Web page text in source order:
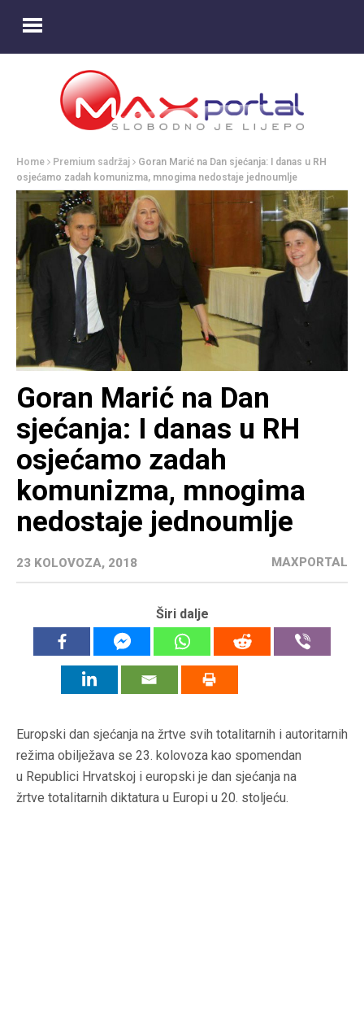
Home Premium sadržaj
Goran Marić na Dan sjećanja: I danas u RH
osjećamo zadah komunizma, mnogima nedostaje jednoumlje
Goran Marić na Dan
sjećanja: I danas u RH
osjećamo zadah
komunizma, mnogima
nedostaje jednoumlje
23 KOLOVOZA, 2018 MAXPORTAL
Širi dalje
Europski dan sjećanja na žrtve svih totalitarnih i autoritarnih
režima obilježava se 23. kolovoza kao spomendan
u Republici Hrvatskoj i europski je dan sjećanja na
žrtve totalitarnih diktatura u Europi u 20. stoljeću.